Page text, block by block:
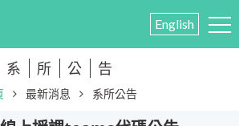
English
系 所 公 告
最新消息 系所公告